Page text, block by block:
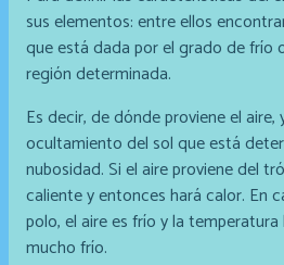
sus elementos: entre ellos
que está dada por el grado de frío
región determinada.
Es decir, de dónde proviene el aire,
ocultamiento del sol que está
nubosidad. Si el aire proviene del
caliente y entonces hará calor. En
polo, el aire es frío y la
mucho frío.